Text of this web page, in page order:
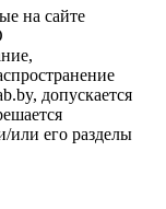
на сайте
допускается
или его разделы